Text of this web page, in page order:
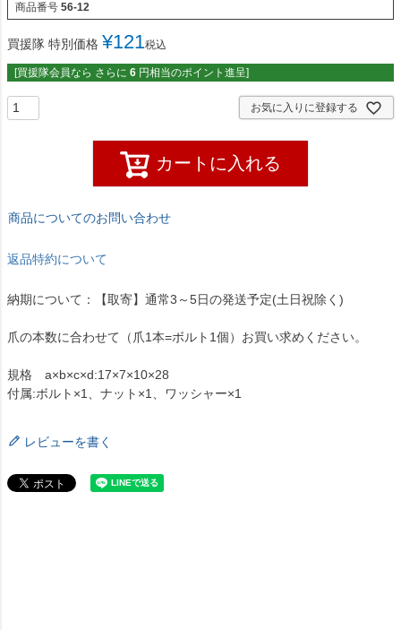
商品番号 56-12
買援隊 特別価格 ¥121税込
[買援隊会員なら さらに 6 円相当のポイント進呈]
お気に入りに登録する
カートに入れる
商品についてのお問い合わせ
返品特約について
納期について：【取寄】通常3～5日の発送予定(土日祝除く)
爪の本数に合わせて（爪1本=ボルト1個）お買い求めください。
規格 a×b×c×d:17×7×10×28
付属:ボルト×1、ナット×1、ワッシャー×1
レビューを書く